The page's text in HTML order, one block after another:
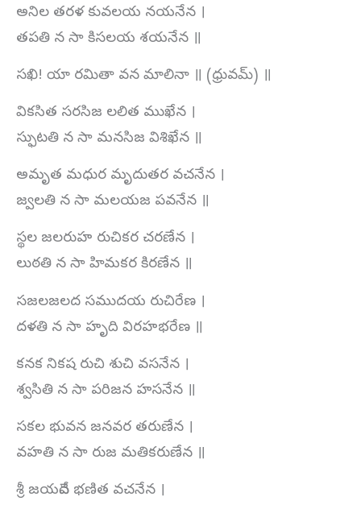
అనిల తరళ కువలయ నయనేన ।
తపతి న సా కిసలయ శయనేన ॥
సఖి! యా రమితా వన మాలినా ॥ (ధ్రువమ్‌) ॥
వికసిత సరసిజ లలిత ముఖేన ।
స్ఫుటతి న సా మనసిజ విశిఖేన ॥
అమృత మధుర మృదుతర వచనేన ।
జ్వలతి న సా మలయజ పవనేన ॥
స్థల జలరుహ రుచికర చరణేన ।
లుఠతి న సా హిమకర కిరణేన ॥
సజలజలద సముదయ రుచిరేణ ।
దళతి న సా హృది విరహభరేణ ॥
కనక నికష రుచి శుచి వసనేన ।
శ్వసితి న సా పరిజన హసనేన ॥
సకల భువన జనవర తరుణేన ।
వహతి న సా రుజ మతికరుణేన ॥
శ్రీ జయదేవ భణిత వచనేన ।